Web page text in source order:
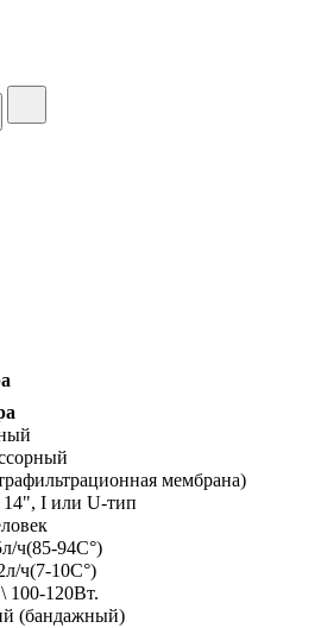
мембрана)
I или U-тип
ч(85-94C°)
ч(7-10C°)
100-120Вт.
(бандажный)